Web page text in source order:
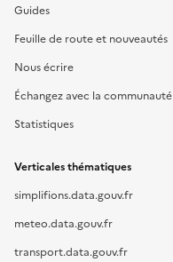
Guides
Feuille de route et nouveautés
Nous écrire
Échangez avec la communauté
Statistiques
Verticales thématiques
simplifions.data.gouv.fr
meteo.data.gouv.fr
transport.data.gouv.fr